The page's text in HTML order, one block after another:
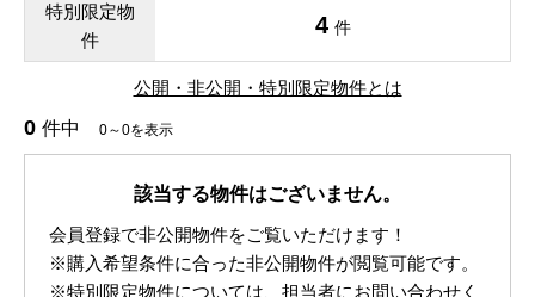
特別限定物
件
4 件
公開・非公開・特別限定物件とは
0 件中 0～0を表示
該当する物件はございません。
会員登録で非公開物件をご覧いただけます！
※購入希望条件に合った非公開物件が閲覧可能です。
※特別限定物件については、担当者にお問い合わせく